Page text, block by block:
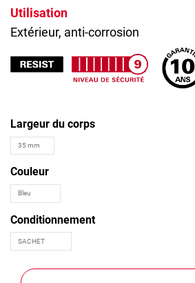
Utilisation
Extérieur, anti-corrosion
Largeur du corps
Couleur
Conditionnement